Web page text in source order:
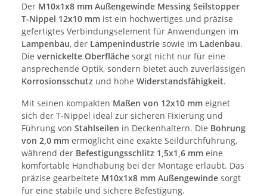
Der M10x1x8 mm Außengewinde Messing Seilstopper
T-Nippel 12x10 mm ist ein hochwertiges und präzise
gefertigtes Verbindungselement für Anwendungen im
Lampenbau, der Lampenindustrie sowie im Ladenbau.
Die vernickelte Oberfläche sorgt nicht nur für eine
ansprechende Optik, sondern bietet auch zuverlässigen
Korrosionsschutz und hohe Widerstandsfähigkeit.
Mit seinen kompakten Maßen von 12x10 mm eignet
sich der T-Nippel ideal zur sicheren Fixierung und
Führung von Stahlseilen in Deckenhaltern. Die Bohrung
von 2,0 mm ermöglicht eine exakte Seildurchführung,
während der Befestigungsschlitz 1,5x1,6 mm eine
komfortable Handhabung bei der Montage erlaubt. Das
präzise gearbeitete M10x1x8 mm Außengewinde sorgt
für eine stabile und sichere Befestigung.